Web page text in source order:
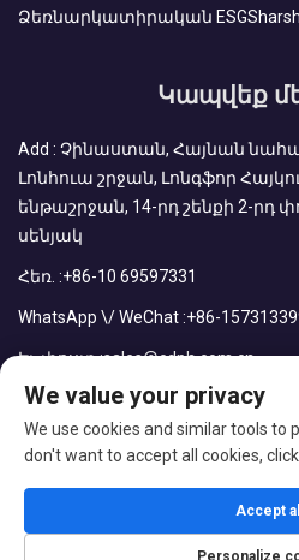
Ձեռնարկատիրական ESG
Կապվեք
Add : Չինաստան, Հայնան
Լոնհուա շրջան, Լոնգֆոր
ենթաշրջան, 14-րդ շենքի 2-րդ
սենյակ
Հեռ. :+86-10 69597331
WhatsApp \/ WeChat :+86-
Էլ. փոստ :sales@cdph.com.cn
(Հայնան)
Գաղտնիության
We value your privacy
We use cookies and similar tools to
don't want to accept all cookies,
Personalize
Accept all